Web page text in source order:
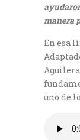
manera
En esa
uno de